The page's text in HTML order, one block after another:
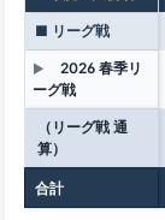
■ リーグ戦
▶
2026 春季リ
ーグ戦
（リーグ戦 通
算）
合計